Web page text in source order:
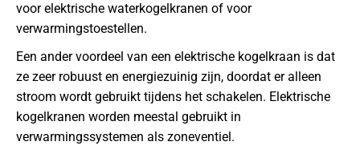
voor elektrische waterkogelkranen of voor
verwarmingstoestellen.
Een ander voordeel van een elektrische kogelkraan is dat
ze zeer robuust en energiezuinig zijn, doordat er alleen
stroom wordt gebruikt tijdens het schakelen. Elektrische
kogelkranen worden meestal gebruikt in
verwarmingssystemen als zoneventiel.